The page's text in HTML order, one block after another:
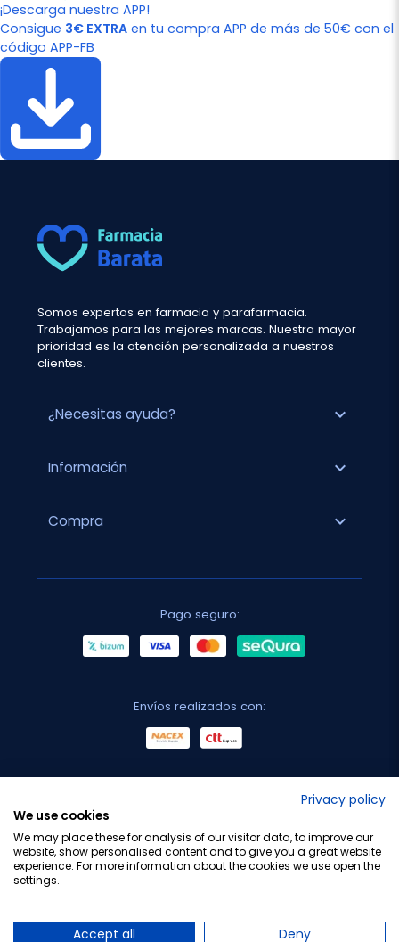
¡Descarga nuestra APP!
Consigue 3€ EXTRA en tu compra APP de más de 50€ con el
código APP-FB
Somos expertos en farmacia y parafarmacia.
Trabajamos para las mejores marcas. Nuestra mayor
prioridad es la atención personalizada a nuestros
clientes.
¿Necesitas ayuda? expand_more
Información expand_more
Compra expand_more
Pago seguro:
Envíos realizados con:
Privacy policy
We use cookies
We may place these for analysis of our visitor data, to improve our
website, show personalised content and to give you a great website
experience. For more information about the cookies we use open the
settings.
Accept all Deny